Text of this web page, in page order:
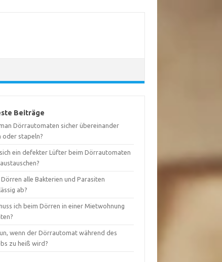
Beiträge
Dörrautomaten sicher übereinander
oder stapeln?
ein defekter Lüfter beim Dörrautomaten
alle Bakterien und Parasiten
ab?
ich beim Dörren in einer Mietwohnung
wenn der Dörrautomat während des
zu heiß wird?